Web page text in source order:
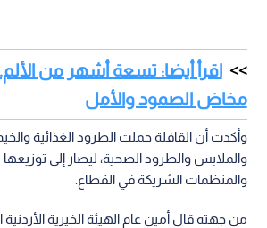
اقرأ أيضا: تسعة أشهر من
مخاض الصمود والأمل
وأكدت أن القافلة حملت الطرود الغذائية
والملابس والطرود الصحية، ليصار إلى
والمنظمات الشريكة في القطاع.
من جهته قال أمين عام الهيئة الخيرية الأردنية